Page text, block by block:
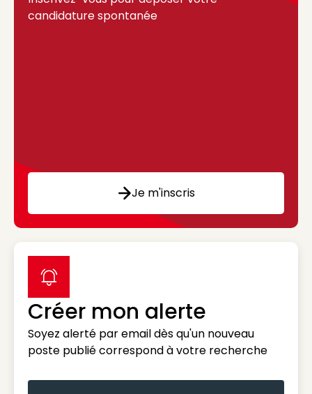
candidature spontanée
Je m'inscris
Créer mon alerte
Soyez alerté par email dès qu'un nouveau
poste publié correspond à votre recherche
label icon